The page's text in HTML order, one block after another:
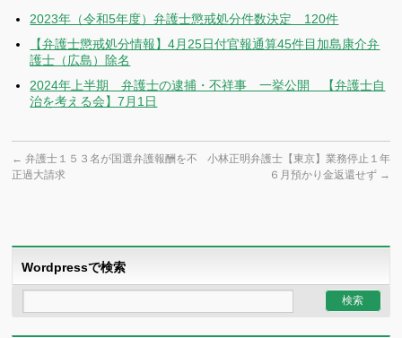
2023年（令和5年度）弁護士懲戒処分件数決定 120件
【弁護士懲戒処分情報】4月25日付官報通算45件目加島康介弁
護士（広島）除名
2024年上半期 弁護士の逮捕・不祥事 一挙公開 【弁護士自
治を考える会】7月1日
← 弁護士１５３名が国選弁護報酬を不
正過大請求
小林正明弁護士【東京】業務停止１年
６月預かり金返還せず →
Wordpressで検索